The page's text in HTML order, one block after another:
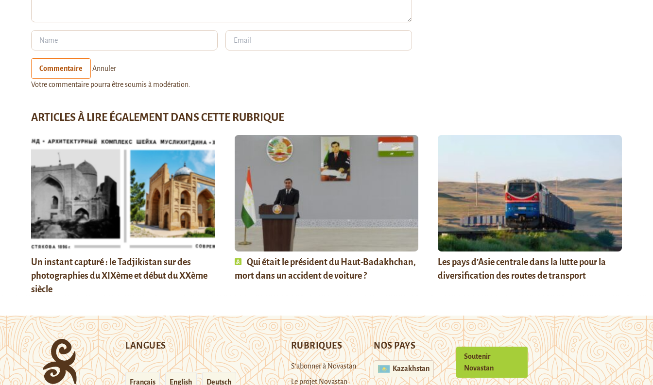
Commentaire Annuler
Votre commentaire pourra être soumis à modération.
ARTICLES À LIRE ÉGALEMENT DANS CETTE RUBRIQUE
Un instant capturé : le Tadjikistan sur des
photographies du XIXème et début du XXème
siècle
Qui était le président du Haut-Badakhchan,
mort dans un accident de voiture ?
Les pays d’Asie centrale dans la lutte pour la
diversification des routes de transport
LANGUES
Français English Deutsch
RUBRIQUES
S’abonner à Novastan
Le projet Novastan
NOS PAYS
Kazakhstan
Soutenir
Novastan